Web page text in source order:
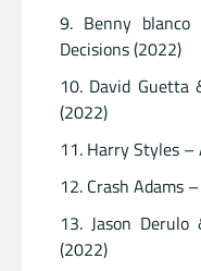
Benny
Decisions (2022)
David Guetta
(2022)
Harry Styles –
Crash Adams
Jason
(2022)